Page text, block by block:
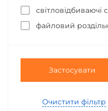
світловідбиваючі
файловий
Застосувати
Очистити фільтр